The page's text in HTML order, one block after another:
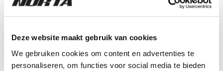
Deze website maakt gebruik van cookies
We gebruiken cookies om content en advertenties te
personaliseren, om functies voor social media te bieden
De Norta fietsen
€ 6.390,00